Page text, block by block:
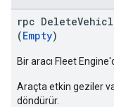
rpc
(Empty)
Bir aracı Fleet
Araçta etkin geziler
döndürür.